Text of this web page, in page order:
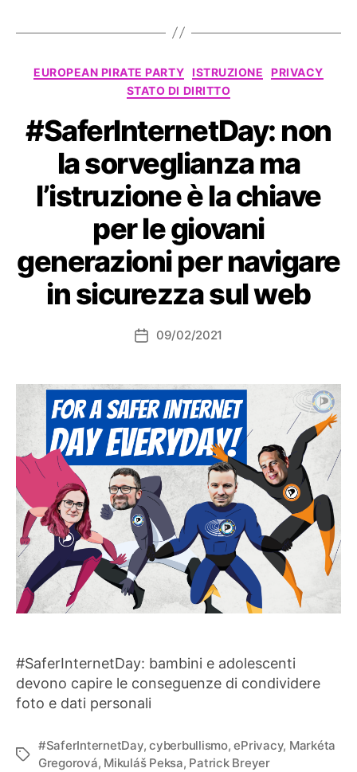
Categorie
EUROPEAN PIRATE PARTY ISTRUZIONE
PRIVACY
STATO DI DIRITTO
#SaferInternetDay: non
la sorveglianza ma
l’istruzione è la chiave
per le giovani
generazioni per navigare
in sicurezza sul web
Data09/02/2021
#SaferInternetDay: bambini e adolescenti
devono capire le conseguenze di condividere
foto e dati personali
Tag
#SaferInternetDay,cyberbullismo,ePrivacy, Markéta
Gregorová, Mikuláš Peksa, Patrick Breyer